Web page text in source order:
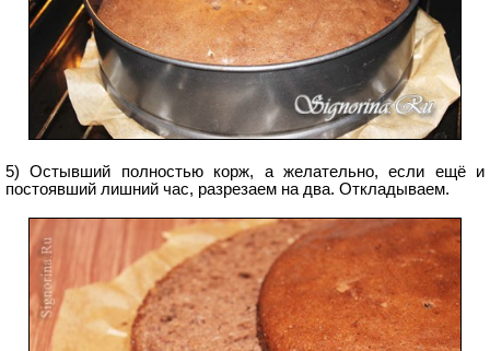
5) Остывший полностью корж, а желательно, если ещё и
постоявший лишний час, разрезаем на два. Откладываем.